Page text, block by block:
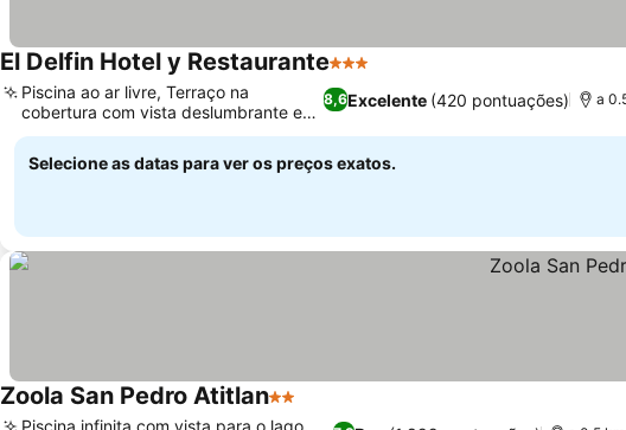
El Delfin Hotel y Restaurante3 Estrelas
8,6Excelente (420 pontuações)
Piscina ao ar livre, Terraço na
cobertura com vista deslumbrante em
360 graus
a
Selecione as datas para ver os preços exatos.
Zoola San Pedro Atitlan2 Estrelas
Piscina infinita com vista para o lago,